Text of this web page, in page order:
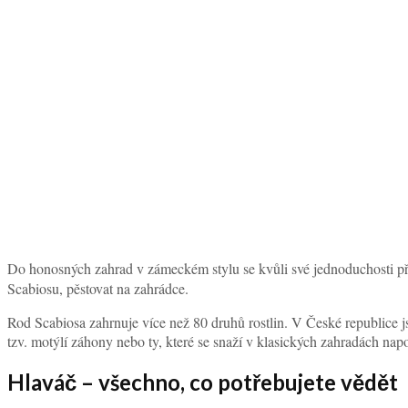
Do honosných zahrad v zámeckém stylu se kvůli své jednoduchosti
Scabiosu, pěstovat na zahrádce.
Rod Scabiosa zahrnuje více než 80 druhů rostlin. V České
tzv. motýlí záhony nebo ty, které se snaží v klasických zahradách
Hlaváč – všechno, co potřebujete vědět